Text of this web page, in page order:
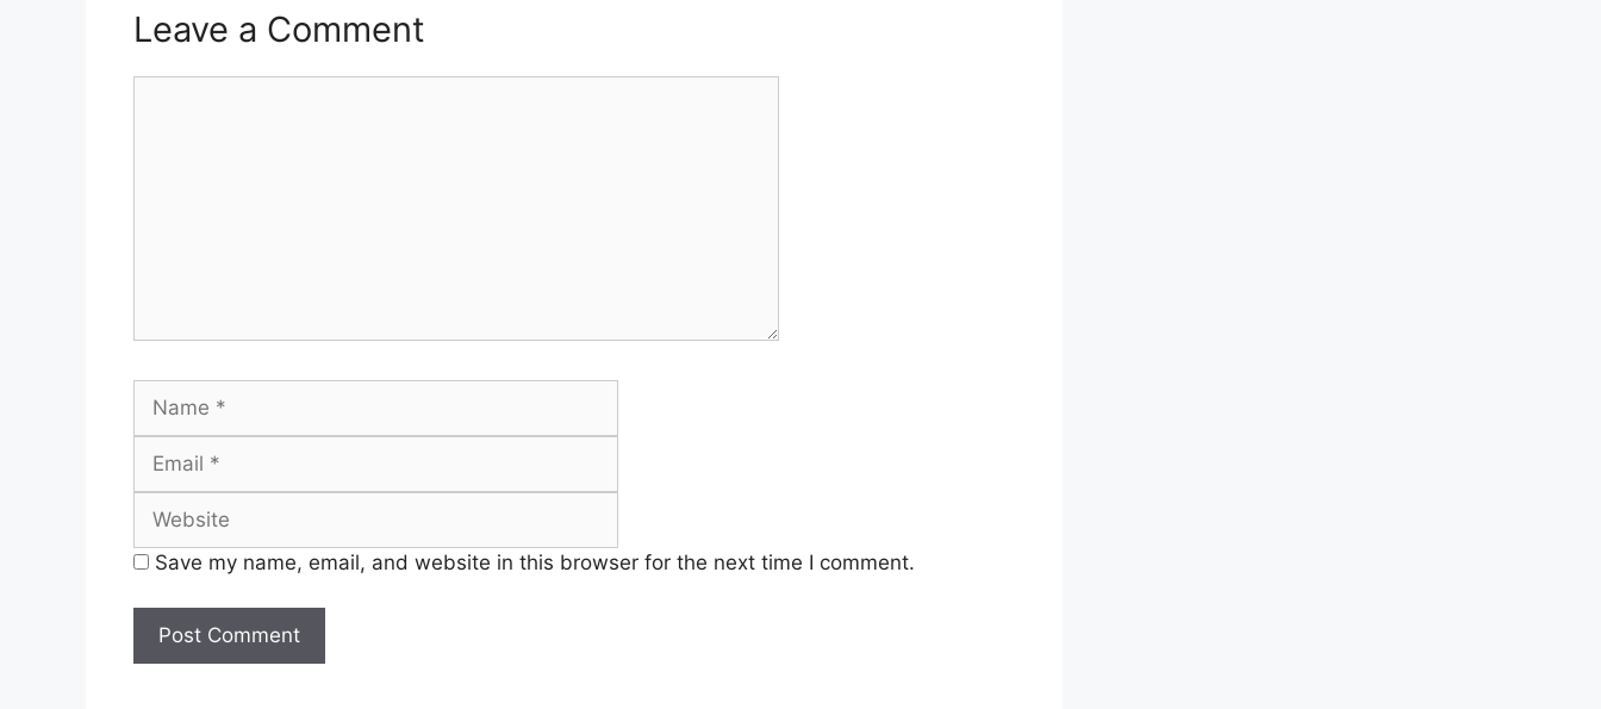
Leave a Comment
Save my name, email, and website in this browser for the next time I comment.